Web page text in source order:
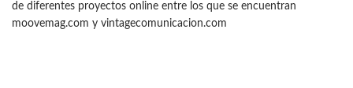
de diferentes proyectos online entre los que se encuentran
moovemag.com y vintagecomunicacion.com